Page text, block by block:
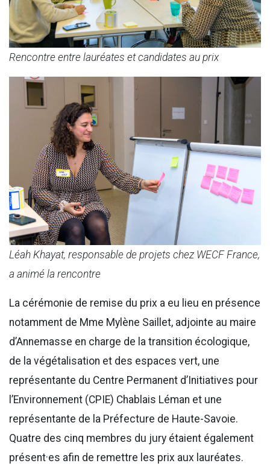
Rencontre entre lauréates et candidates au prix
Léah Khayat, responsable de projets chez WECF France,
a animé la rencontre
La cérémonie de remise du prix a eu lieu en présence
notamment de Mme Mylène Saillet, adjointe au maire
d’Annemasse en charge de la transition écologique,
de la végétalisation et des espaces vert, une
représentante du Centre Permanent d’Initiatives pour
l’Environnement (CPIE) Chablais Léman et une
représentante de la Préfecture de Haute-Savoie.
Quatre des cinq membres du jury étaient également
présent·es afin de remettre les prix aux lauréates.